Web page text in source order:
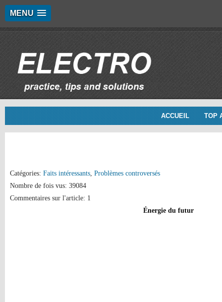
MENU
ACCUEIL TOP
Catégories: Faits intéressants, Problèmes controversés
Nombre de fois vus: 39084
Commentaires sur l'article: 1
Énergie du futur